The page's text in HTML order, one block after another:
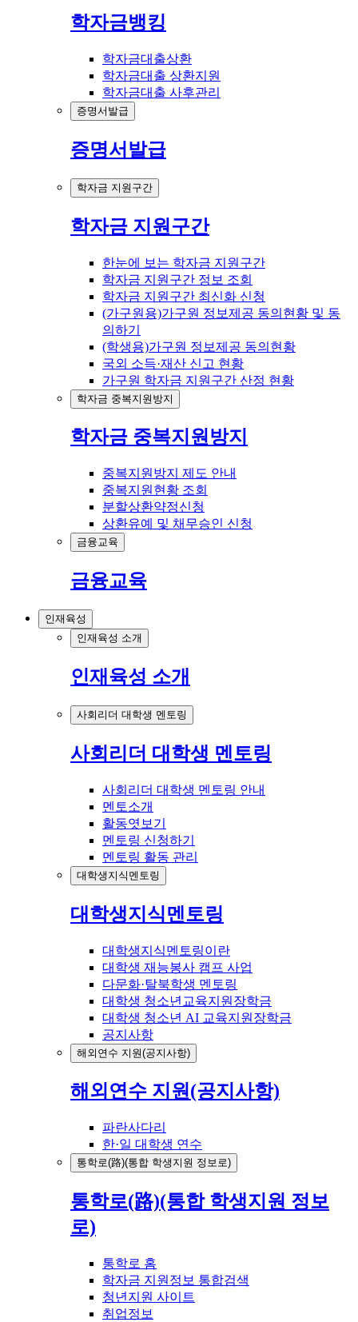
학자금뱅킹
학자금대출상환
학자금대출 상환지원
학자금대출 사후관리
증명서발급
증명서발급
학자금 지원구간
학자금 지원구간
한눈에 보는 학자금 지원구간
학자금 지원구간 정보 조회
학자금 지원구간 최신화 신청
(가구원용)가구원 정보제공 동의현황 및 동
의하기
(학생용)가구원 정보제공 동의현황
국외 소득·재산 신고 현황
가구원 학자금 지원구간 산정 현황
학자금 중복지원방지
학자금 중복지원방지
중복지원방지 제도 안내
중복지원현황 조회
분할상환약정신청
상환유예 및 채무승인 신청
금융교육
금융교육
인재육성
인재육성 소개
인재육성 소개
사회리더 대학생 멘토링
사회리더 대학생 멘토링
사회리더 대학생 멘토링 안내
멘토소개
활동엿보기
멘토링 신청하기
멘토링 활동 관리
대학생지식멘토링
대학생지식멘토링
대학생지식멘토링이란
대학생 재능봉사 캠프 사업
다문화·탈북학생 멘토링
대학생 청소년교육지원장학금
대학생 청소년 AI 교육지원장학금
공지사항
해외연수 지원(공지사항)
해외연수 지원(공지사항)
파란사다리
한·일 대학생 연수
통학로(路)(통합 학생지원 정보로)
통학로(路)(통합 학생지원 정보
로)
통학로 홈
학자금 지원정보 통합검색
청년지원 사이트
취업정보